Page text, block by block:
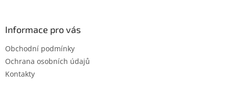
Informace pro vás
Obchodní podmínky
Ochrana osobních údajů
Kontakty